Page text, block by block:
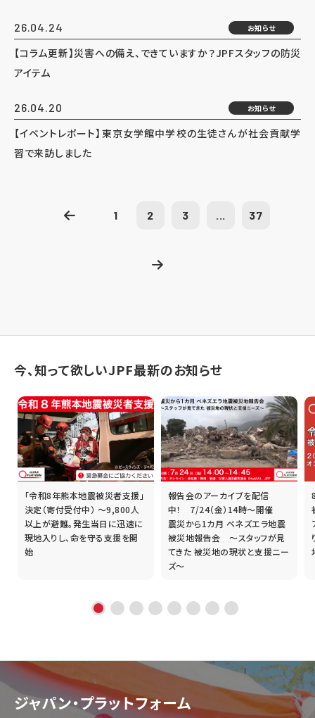
26.04.24 お知らせ
【コラム更新】災害への備え、できていますか？JPFスタッフの防災
アイテム
26.04.20 お知らせ
【イベントレポート】東京女学館中学校の生徒さんが社会貢献学
習で来訪しました
1 2 3 ... 37
今、知って欲しいJPF最新のお知らせ
「令和8年熊本地震被災者支援」
決定（寄付受付中） ～9,800人
以上が避難。発生当日に迅速に
現地入りし、命を守る支援を開
始
報告会のアーカイブを配信
中！ 7/24（金）14時～開催
震災から1カ月 ベネズエラ地震
被災地報告会 ～スタッフが見
てきた 被災地の現状と支援ニー
ズ～
ジャパン・プラットフォーム